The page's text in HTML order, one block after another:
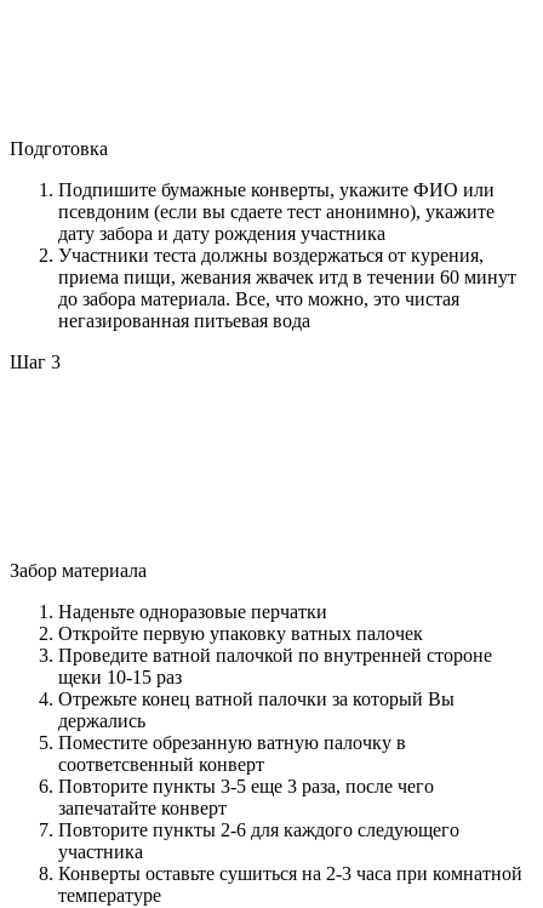
Подготовка
Подпишите бумажные конверты, укажите ФИО или
псевдоним (если вы сдаете тест анонимно), укажите
дату забора и дату рождения участника
Участники теста должны воздержаться от курения,
приема пищи, жевания жвачек итд в течении 60 минут
до забора материала. Все, что можно, это чистая
негазированная питьевая вода
Шаг 3
Забор материала
Наденьте одноразовые перчатки
Откройте первую упаковку ватных палочек
Проведите ватной палочкой по внутренней стороне
щеки 10-15 раз
Отрежьте конец ватной палочки за который Вы
держались
Поместите обрезанную ватную палочку в
соответсвенный конверт
Повторите пункты 3-5 еще 3 раза, после чего
запечатайте конверт
Повторите пункты 2-6 для каждого следующего
участника
Конверты оставьте сушиться на 2-3 часа при комнатной
температуре